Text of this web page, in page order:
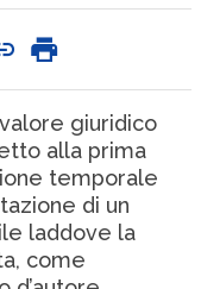
giuridico
alla prima
temporale
di un
laddove la
come